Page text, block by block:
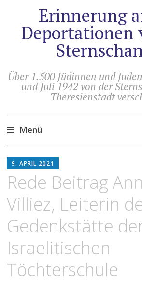
Erinnerung
Deportationen
Über 1.500 Jüdinnen und
und Juli 1942 von der
Theresienstadt
Menü
Inhalt
springen
9. APRIL 2021
Rede Beitrag
Villiez, Leiterin
Gedenkstätte
Israelitischen
Töchterschule